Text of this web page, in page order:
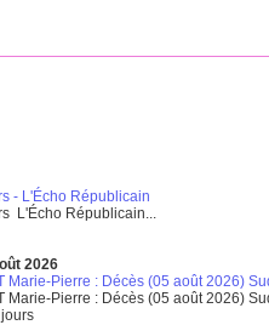
- L'Écho Républicain
L'Écho Républicain...
2026
Marie-Pierre : Décès (05 août 2026)
Marie-Pierre : Décès (05 août 2026)